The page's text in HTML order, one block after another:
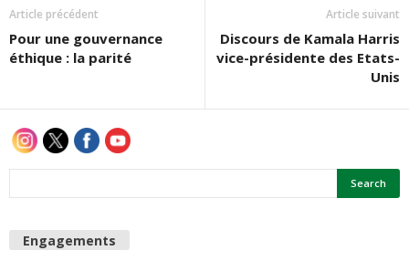
Article précédent
Pour une gouvernance
éthique : la parité
Article suivant
Discours de Kamala Harris
vice-présidente des Etats-
Unis
Engagements